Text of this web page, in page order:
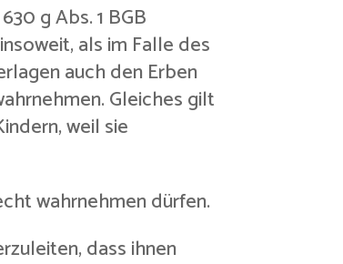
g Abs. 1 BGB
als im Falle des
auch den Erben
Gleiches gilt
weil sie
wahrnehmen dürfen.
dass ihnen